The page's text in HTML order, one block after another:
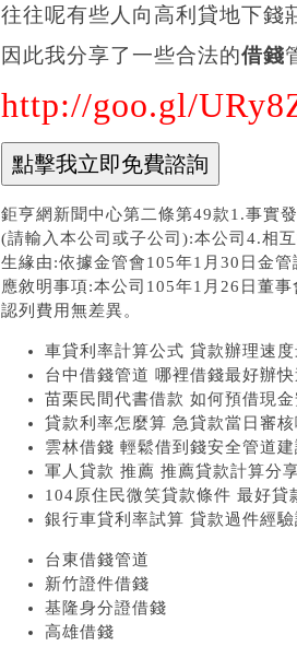
往往呢有些人向高利貸地下錢
因此我分享了一些合法的借錢
http://goo.gl/
鉅亨網新聞中心第二條第49款1.事實
(請輸入本公司或子公司):本公司4.相
生緣由:依據金管會105年1月30日金
應敘明事項:本公司105年1月26日董
認列費用無差異。
車貸利率計算公式 貸款辦理速度
台中借錢管道 哪裡借錢最好辦
苗栗民間代書借款 如何預借現
貸款利率怎麼算 急貸款當日審
雲林借錢 輕鬆借到錢安全管道建
軍人貸款 推薦 推薦貸款計算分
104原住民微笑貸款條件 最好貸
銀行車貸利率試算 貸款過件經驗
台東借錢管道
新竹證件借錢
基隆身分證借錢
高雄借錢